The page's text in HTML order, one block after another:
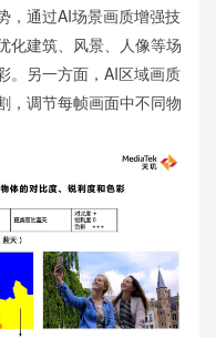
，通过AI场景画质增强技
化建筑、风景、人像等场
。另一方面，AI区域画质
，调节每帧画面中不同物